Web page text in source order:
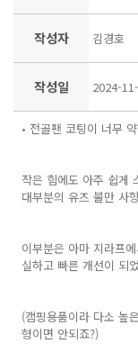
작성자 김경호
작성일 2024-
• 전골팬 코팅이 너무
작은 힘에도 아주 쉽게
대부분의 유즈 불만 사
이부분은 아마 지라프
실하고 빠른 개선이 되
(캠핑용품이라 다소 높
형이면 안되죠?)